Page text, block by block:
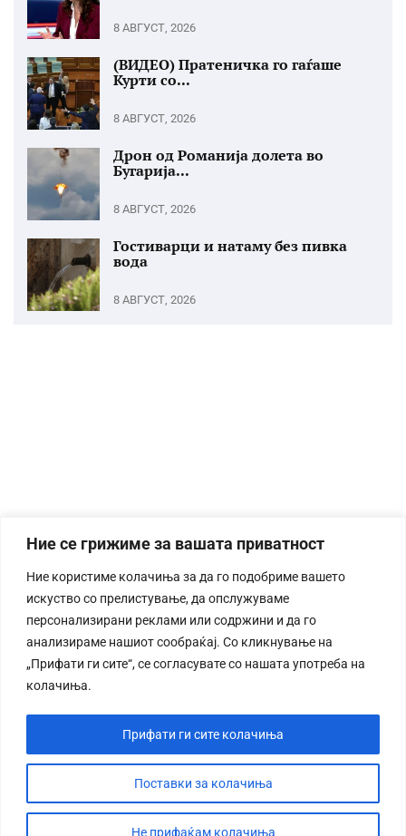
Ние се грижиме за вашата приватност
Ние користиме колачиња за да го подобриме вашето
искуство со прелистување, да опслужуваме
персонализирани реклами или содржини и да го
анализираме нашиот сообраќај. Со кликнување на
„Прифати ги сите“, се согласувате со нашата употреба на
колачиња.
Поставки за колачиња
Не прифаќам колачиња
Прифати ги сите колачиња
8 АВГУСТ, 2026
(ВИДЕО) Пратеничка го гаѓаше
Курти со...
8 АВГУСТ, 2026
Дрон од Романија долета во
Бугарија...
8 АВГУСТ, 2026
Гостиварци и натаму без пивка
вода
8 АВГУСТ, 2026